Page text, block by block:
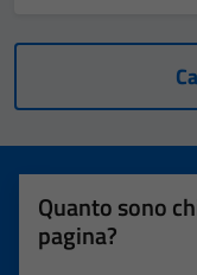
Quanto sono
pagina?